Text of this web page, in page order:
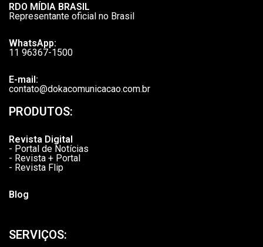
RDO MÍDIA BRASIL
Representante oficial no Brasil
WhatsApp:
11 96367-1500
E-mail:
contato@dokacomunicacao.com.br
PRODUTOS:
Revista Digital
- Portal de Notícias
- Revista + Portal
- Revista Flip
Blog
SERVIÇOS: